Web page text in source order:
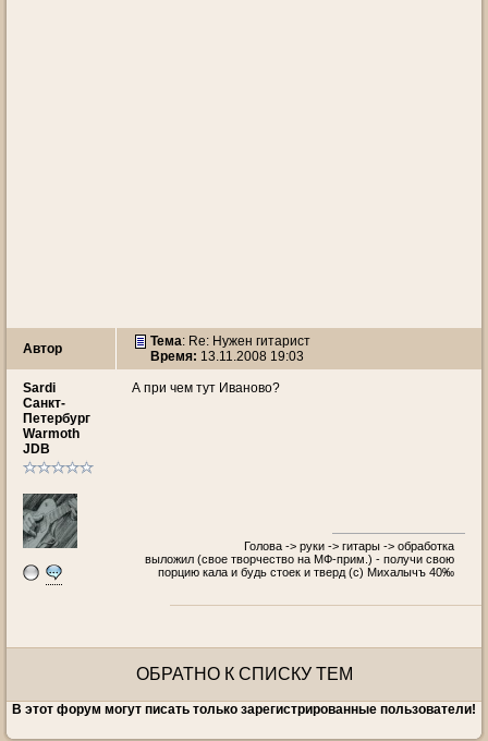
Автор Тема: Re: Нужен гитарист
Время: 13.11.2008 19:03
Sardi
Санкт-
Петербург
Warmoth
JDB
А при чем тут Иваново?
Голова -> руки -> гитары -> обработка
выложил (свое творчество на МФ-прим.) - получи свою
порцию кала и будь стоек и тверд (с) Михалычъ 40‰
ОБРАТНО К СПИСКУ ТЕМ
В этот форум могут писать только зарегистрированные пользователи!